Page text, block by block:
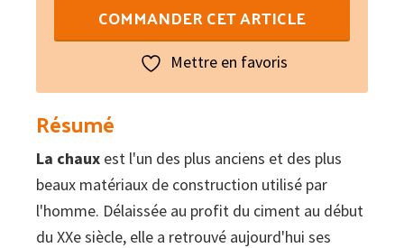
de
naturelle
:
Décorer,
restaurer,
construire
COMMANDER CET ARTICLE
Mettre en favoris
Résumé
La chaux est l'un des plus anciens et des plus
beaux matériaux de construction utilisé par
l'homme. Délaissée au profit du ciment au début
du XXe siècle, elle a retrouvé aujourd'hui ses